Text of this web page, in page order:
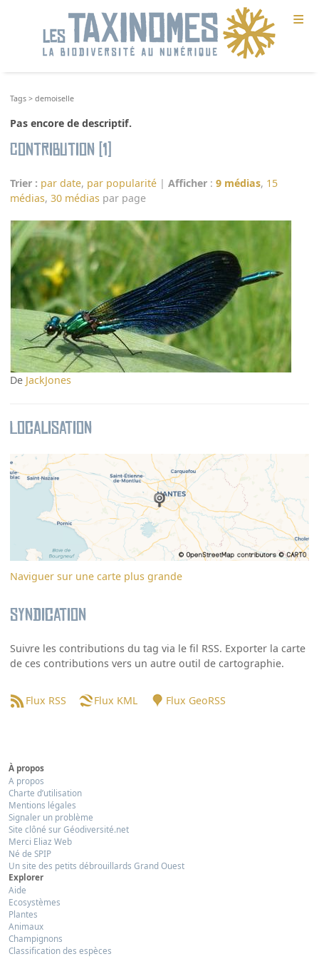
≡
Tags >demoiselle
Pas encore de descriptif.
Contribution (1)
Trier : par date, par popularité |Afficher :9 médias, 15
médias,30 médias par page
De JackJones
Localisation
Naviguer sur une carte plus grande
Syndication
Suivre les contributions du tag via le fil RSS. Exporter la carte
de ces contributions vers un autre outil de cartographie.
Flux RSS Flux KML Flux GeoRSS
À propos
A propos
Charte d’utilisation
Mentions légales
Signaler un problème
Site clôné sur Géodiversité.net
Merci Eliaz Web
Né de SPIP
Un site des petits débrouillards Grand Ouest
Explorer
Aide
Ecosystèmes
Plantes
Animaux
Champignons
Classification des espèces